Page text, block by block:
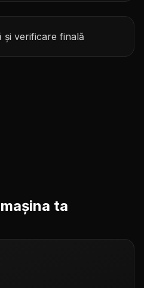
și verificare finală
ta